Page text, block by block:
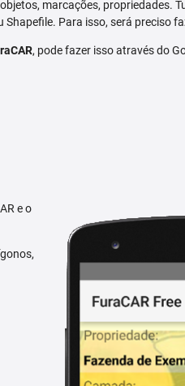
marcações, propriedades.
Para isso, será preciso
, pode fazer isso através do
e o